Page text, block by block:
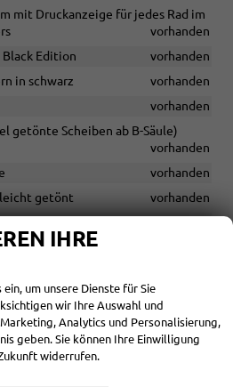
mit Druckanzeige für jedes Rad im
vorhanden
Edition
vorhanden
in schwarz
vorhanden
vorhanden
getönte Scheiben ab B-Säule)
vorhanden
vorhanden
leicht getönt
vorhanden
Blinkleuchten
vorhanden
vorhanden
vorhanden
IHRE
um unsere Dienste für Sie
wir Ihre Auswahl und
Analytics und Personalisierung,
geben. Sie können Ihre Einwilligung
widerrufen.